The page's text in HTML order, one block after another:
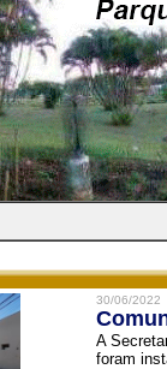
30/06/2022
A
foram